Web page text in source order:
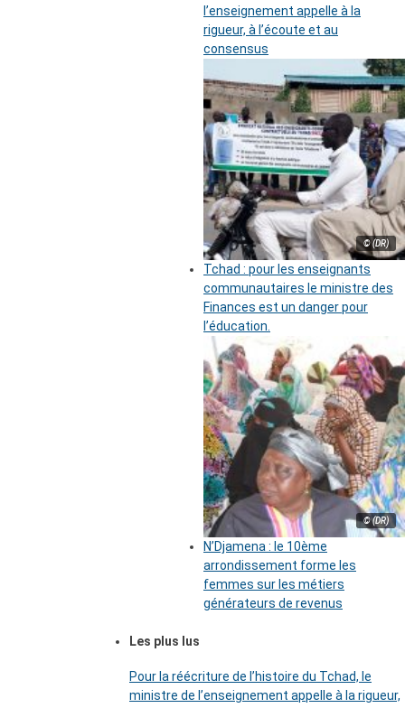
l’enseignement appelle à la
rigueur, à l’écoute et au
consensus
© (DR)
Tchad : pour les enseignants
communautaires le ministre des
Finances est un danger pour
l’éducation.
© (DR)
N’Djamena : le 10ème
arrondissement forme les
femmes sur les métiers
générateurs de revenus
Les plus lus
Pour la réécriture de l’histoire du Tchad, le
ministre de l’enseignement appelle à la rigueur,